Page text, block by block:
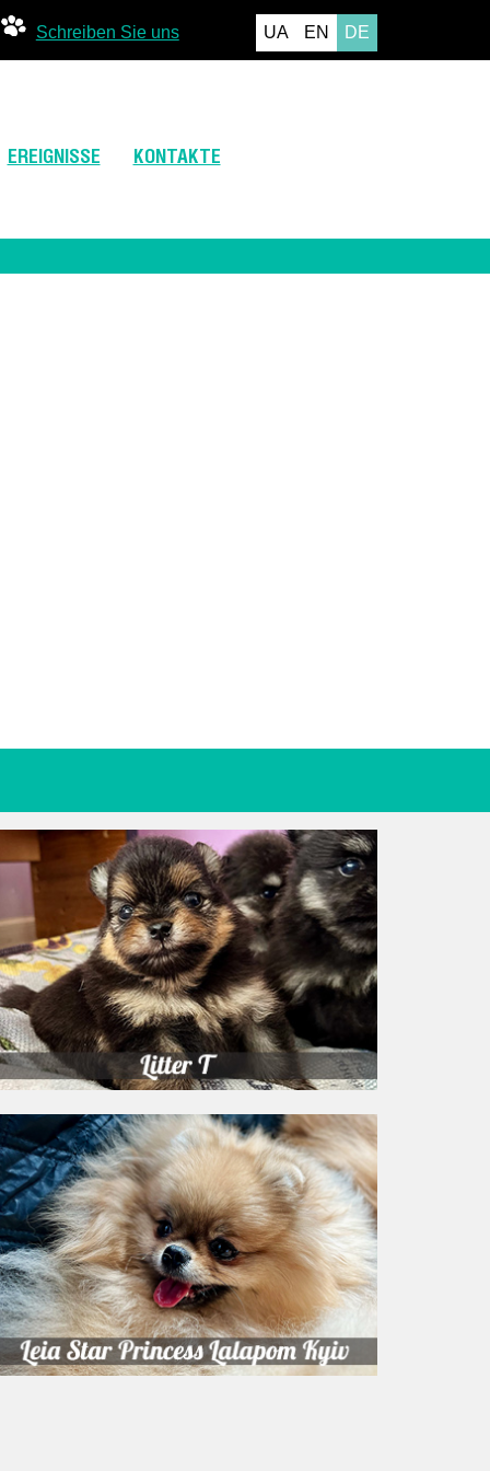
Schreiben Sie uns UA EN DE
EREIGNISSE KONTAKTE